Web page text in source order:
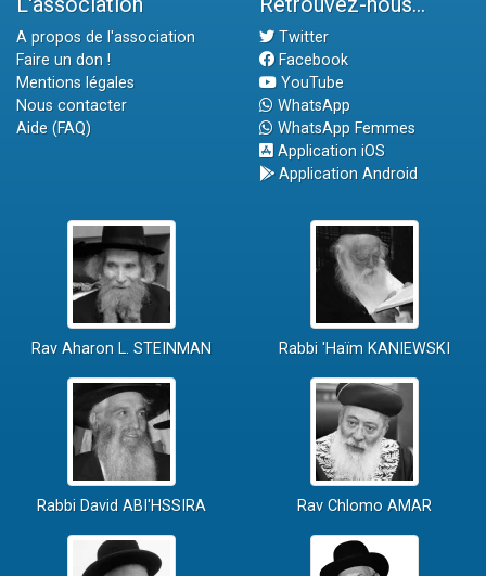
A propos de l'association
Faire un don !
Mentions légales
Nous contacter
Aide (FAQ)
Twitter
Facebook
YouTube
WhatsApp
WhatsApp Femmes
Application iOS
Application Android
Rav Aharon L. STEINMAN Rabbi 'Haïm KANIEWSKI
Rabbi David ABI'HSSIRA Rav Chlomo AMAR